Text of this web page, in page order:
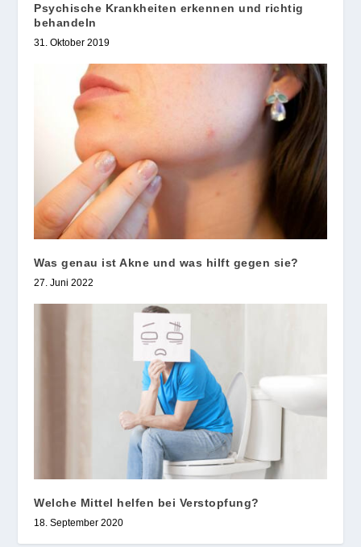
Psychische Krankheiten erkennen und richtig
behandeln
31. Oktober 2019
Was genau ist Akne und was hilft gegen sie?
27. Juni 2022
Welche Mittel helfen bei Verstopfung?
18. September 2020